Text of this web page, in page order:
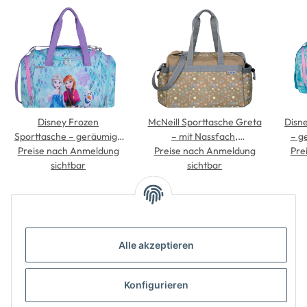
Alle akzeptieren
Konfigurieren
Disney Frozen
Sporttasche – geräumige
Tasche für Schule, Sport &
Freizeit mit Nassfach
Preise nach Anmeldung
sichtbar
McNeill Sporttasche Greta
– mit Nassfach,
Kordelzugtaschen &
verstellbarem
Preise nach Anmeldung
sichtbar
–